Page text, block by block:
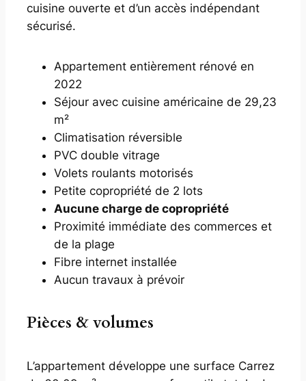
cuisine ouverte et d’un accès indépendant
sécurisé.
Appartement entièrement rénové en
2022
Séjour avec cuisine américaine de 29,23
m²
Climatisation réversible
PVC double vitrage
Volets roulants motorisés
Petite copropriété de 2 lots
Aucune charge de copropriété
Proximité immédiate des commerces et
de la plage
Fibre internet installée
Aucun travaux à prévoir
Pièces & volumes
L’appartement développe une surface Carrez